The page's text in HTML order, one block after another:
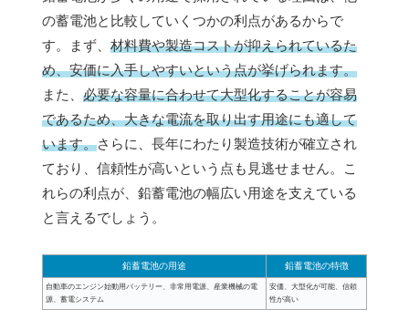
の蓄電池と比較していくつかの利点があるからで
す。まず、 材料費や製造コストが抑えられているた
め、安価に入手しやすいという点が挙げられます。
また、 必要な容量に合わせて大型化することが容易
であるため、大きな電流を取り出す用途にも適して
います。さらに、長年にわたり製造技術が確立され
ており、信頼性が高いという点も見逃せません。こ
れらの利点が、鉛蓄電池の幅広い用途を支えている
と言えるでしょう。
鉛蓄電池の用途 鉛蓄電池の特徴
自動車のエンジン始動用バッテリー、非常用電源、産業機械の電
源、蓄電システム
安価、大型化が可能、信頼
性が高い